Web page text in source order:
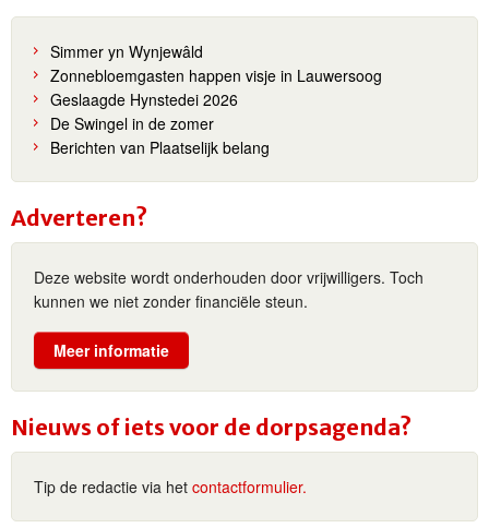
Simmer yn Wynjewâld
Zonnebloemgasten happen visje in Lauwersoog
Geslaagde Hynstedei 2026
De Swingel in de zomer
Berichten van Plaatselijk belang
Adverteren?
Deze website wordt onderhouden door vrijwilligers. Toch
kunnen we niet zonder financiële steun.
Meer informatie
Nieuws of iets voor de dorpsagenda?
Tip de redactie via het contactformulier.